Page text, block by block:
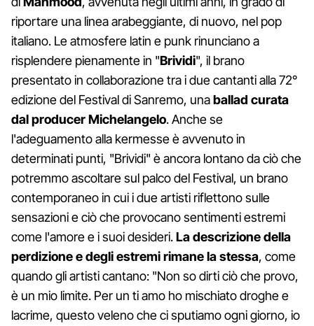
riportare una linea arabeggiante, di nuovo, nel pop
italiano. Le atmosfere latin e punk rinunciano a
risplendere pienamente in "Brividi", il brano
presentato in collaborazione tra i due cantanti alla 72°
edizione del Festival di Sanremo, unaballad curata
dal producer Michelangelo. Anche se
l'adeguamento alla kermesse è avvenuto in
determinati punti, "Brividi" è ancora lontano da ciò che
potremmo ascoltare sul palco del Festival, un brano
contemporaneo in cui i due artisti riflettono sulle
sensazioni e ciò che provocano sentimenti estremi
come l'amore e i suoi desideri.La descrizione della
perdizione e degli estremi rimane la stessa, come
quando gli artisti cantano: "Non so dirti ciò che provo,
è un mio limite. Per un ti amo ho mischiato droghe e
lacrime, questo veleno che ci sputiamo ogni giorno, io